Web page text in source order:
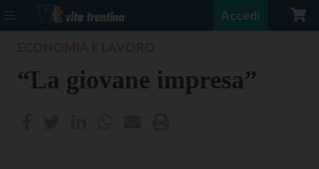
Accedi
“La giovane impresa”